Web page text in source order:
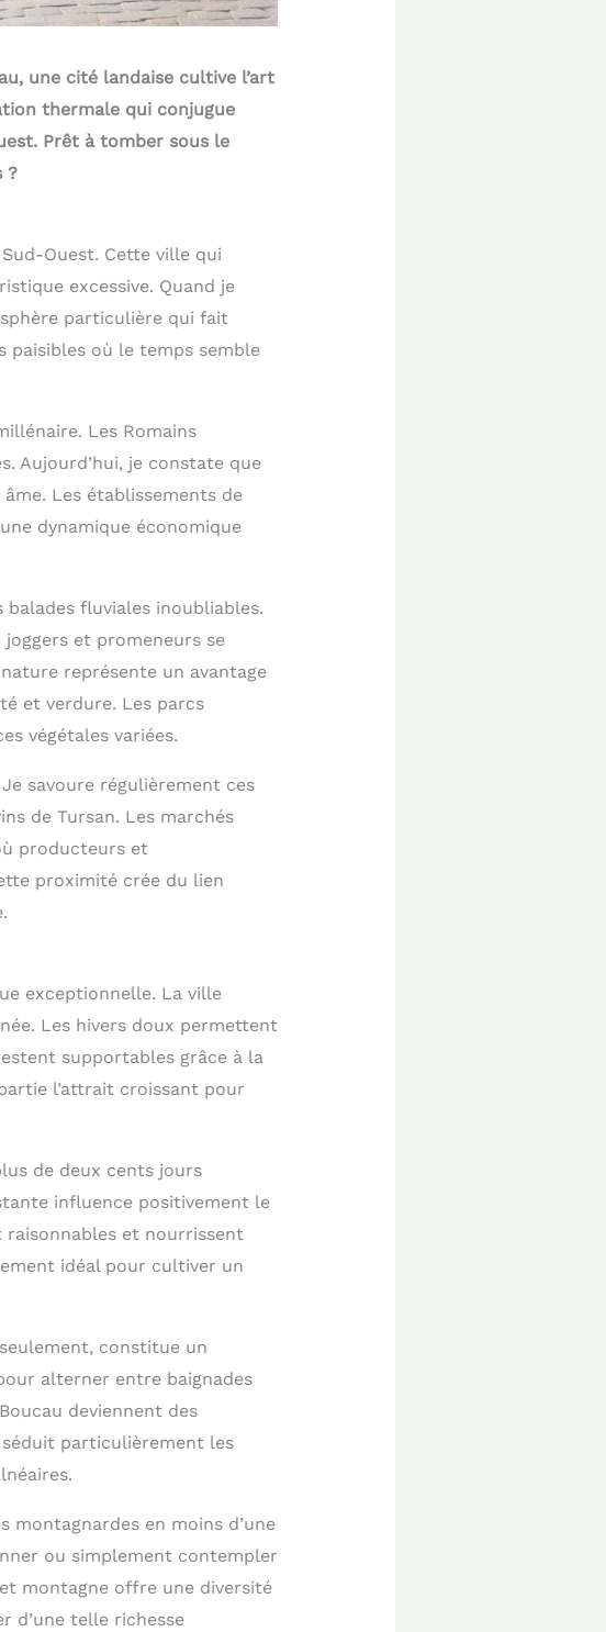
une cité landaise cultive l’art
thermale qui conjugue
Prêt à tomber sous le
?
Ouest. Cette ville qui
excessive. Quand je
particulière qui fait
paisibles où le temps semble
Les Romains
Aujourd’hui, je constate que
Les établissements de
dynamique économique
fluviales inoubliables.
joggers et promeneurs se
représente un avantage
et verdure. Les parcs
végétales variées.
savoure régulièrement ces
de Tursan. Les marchés
producteurs et
proximité crée du lien
exceptionnelle. La ville
Les hivers doux permettent
supportables grâce à la
l’attrait croissant pour
de deux cents jours
influence positivement le
et nourrissent
idéal pour cultiver un
constitue un
alterner entre baignades
deviennent des
particulièrement les
montagnardes en moins d’une
ou simplement contempler
montagne offre une diversité
d’une telle richesse